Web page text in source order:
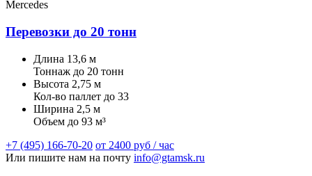
Mercedes
Перевозки до 20 тонн
Длина 13,6 м
Тоннаж до 20 тонн
Высота 2,75 м
Кол-во паллет до 33
Ширина 2,5 м
Объем до 93 м³
+7 (495) 166-70-20 от 2400 руб / час
Или пишите нам на почту info@gtamsk.ru